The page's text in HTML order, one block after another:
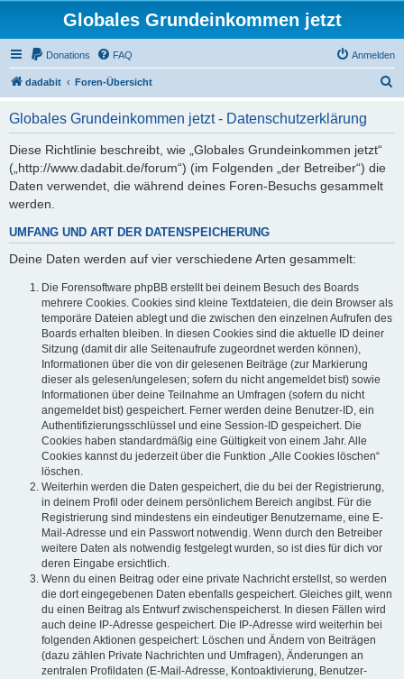
Globales Grundeinkommen jetzt
Donations FAQ Anmelden
dadabit Foren-Übersicht
Globales Grundeinkommen jetzt - Datenschutzerklärung
Diese Richtlinie beschreibt, wie „Globales Grundeinkommen jetzt“
(„http://www.dadabit.de/forum“) (im Folgenden „der Betreiber“) die
Daten verwendet, die während deines Foren-Besuchs gesammelt
werden.
UMFANG UND ART DER DATENSPEICHERUNG
Deine Daten werden auf vier verschiedene Arten gesammelt:
Die Forensoftware phpBB erstellt bei deinem Besuch des Boards
mehrere Cookies. Cookies sind kleine Textdateien, die dein Browser als
temporäre Dateien ablegt und die zwischen den einzelnen Aufrufen des
Boards erhalten bleiben. In diesen Cookies sind die aktuelle ID deiner
Sitzung (damit dir alle Seitenaufrufe zugeordnet werden können),
Informationen über die von dir gelesenen Beiträge (zur Markierung
dieser als gelesen/ungelesen; sofern du nicht angemeldet bist) sowie
Informationen über deine Teilnahme an Umfragen (sofern du nicht
angemeldet bist) gespeichert. Ferner werden deine Benutzer-ID, ein
Authentifizierungsschlüssel und eine Session-ID gespeichert. Die
Cookies haben standardmäßig eine Gültigkeit von einem Jahr. Alle
Cookies kannst du jederzeit über die Funktion „Alle Cookies löschen“
löschen.
Weiterhin werden die Daten gespeichert, die du bei der Registrierung,
in deinem Profil oder deinem persönlichem Bereich angibst. Für die
Registrierung sind mindestens ein eindeutiger Benutzername, eine E-
Mail-Adresse und ein Passwort notwendig. Wenn durch den Betreiber
weitere Daten als notwendig festgelegt wurden, so ist dies für dich vor
deren Eingabe ersichtlich.
Wenn du einen Beitrag oder eine private Nachricht erstellst, so werden
die dort eingegebenen Daten ebenfalls gespeichert. Gleiches gilt, wenn
du einen Beitrag als Entwurf zwischenspeicherst. In diesen Fällen wird
auch deine IP-Adresse gespeichert. Die IP-Adresse wird weiterhin bei
folgenden Aktionen gespeichert: Löschen und Ändern von Beiträgen
(dazu zählen Private Nachrichten und Umfragen), Änderungen an
zentralen Profildaten (E-Mail-Adresse, Kontoaktivierung, Benutzer-